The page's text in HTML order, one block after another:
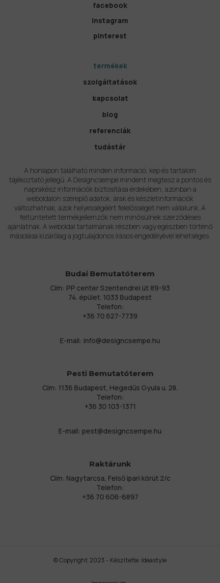
facebook
instagram
pinterest
termékek
szolgáltatások
kapcsolat
blog
referenciák
tudástár
A honlapon található minden információ, kép és tartalom
tájékoztató jellegű. A Designcsempe mindent megtesz a pontos és
naprakész információk biztosítása érdekében, azonban a
weboldalon szereplő adatok, árak és készletinformációk
változhatnak, azok helyességéért felelősséget nem vállalunk. A
feltüntetett termékjellemzők nem minősülnek szerződéses
ajánlatnak. A weboldal tartalmának részben vagy egészben történő
másolása kizárólag a jogtulajdonos írásos engedélyével lehetséges.
Budai Bemutatóterem
Cím: PP center Szentendrei út 89-93
74. épület. 1033 Budapest
Telefon:
+36 70 627-7739
E-mail: info@designcsempe.hu
Pesti Bemutatóterem
Cím: 1136 Budapest, Hegedűs Gyula u. 28.
Telefon:
+36 30 103-1371
E-mail: pest@designcsempe.hu
Raktárunk
Cím: Nagytarcsa, Felső ipari körút 2/c
Telefon:
+36 70 606-6897
© Copyright 2023 - Készítette: Ideastyle